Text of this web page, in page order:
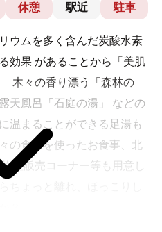
休憩 駅近 駐車
ウムを多く含んだ炭酸水素
効果 があることから「美肌
木々の香り漂う「森林の
天風呂「石庭の湯」 などの
温まることができる足湯も
の食材を使ったお食事、北
産販売コーナー等も用意し